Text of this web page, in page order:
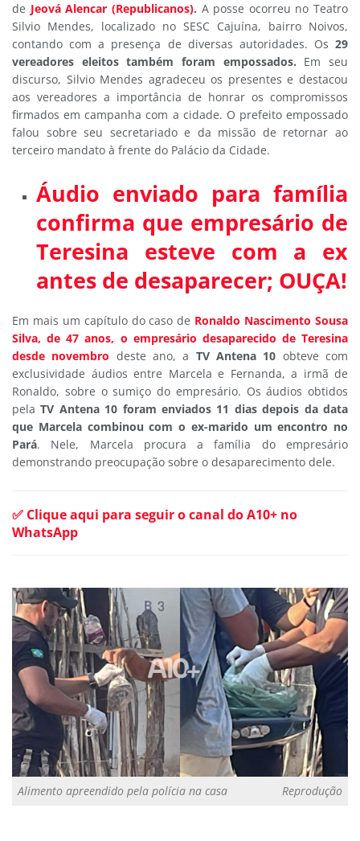
de Jeová Alencar (Republicanos). A posse ocorreu no Teatro
Silvio Mendes, localizado no SESC Cajuína, bairro Noivos,
contando com a presença de diversas autoridades. Os 29
vereadores eleitos também foram empossados. Em seu
discurso, Silvio Mendes agradeceu os presentes e destacou
aos vereadores a importância de honrar os compromissos
firmados em campanha com a cidade. O prefeito empossado
falou sobre seu secretariado e da missão de retornar ao
terceiro mandato à frente do Palácio da Cidade.
Áudio enviado para família
confirma que empresário de
Teresina esteve com a ex
antes de desaparecer; OUÇA!
Em mais um capítulo do caso de Ronaldo Nascimento Sousa
Silva, de 47 anos, o empresário desaparecido de Teresina
desde novembro deste ano, a TV Antena 10 obteve com
exclusividade áudios entre Marcela e Fernanda, a irmã de
Ronaldo, sobre o sumiço do empresário. Os áudios obtidos
pelaTV Antena 10 foram enviados 11 dias depois da data
que Marcela combinou com o ex-marido um encontro no
Pará. Nele, Marcela procura a família do empresário
demonstrando preocupação sobre o desaparecimento dele.
✅ Clique aqui para seguir o canal do A10+ no
WhatsApp
Alimento apreendido pela polícia na casa Reprodução